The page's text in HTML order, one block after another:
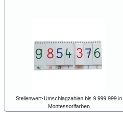
Stellenwert-Umschlagzahlen bis 9 999 999 in
Montessorifarben